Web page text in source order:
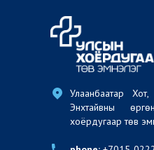
Улаанбаатар
Энхтайвны
хоёрдугаар төв